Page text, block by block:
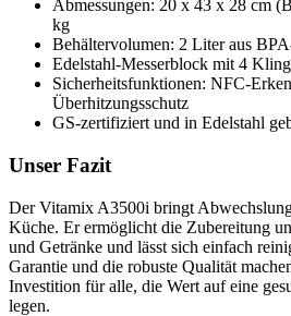
Abmessungen: 20 x 43 x 28 cm
kg
Behältervolumen: 2 Liter aus
Edelstahl-Messerblock mit 4
Sicherheitsfunktionen: NFC-
Überhitzungsschutz
GS-zertifiziert und in Edelstahl
Unser Fazit
Der Vitamix A3500i bringt
Küche. Er ermöglicht die Zubereitung
und Getränke und lässt sich einfach
Garantie und die robuste Qualität
Investition für alle, die Wert auf eine
legen.